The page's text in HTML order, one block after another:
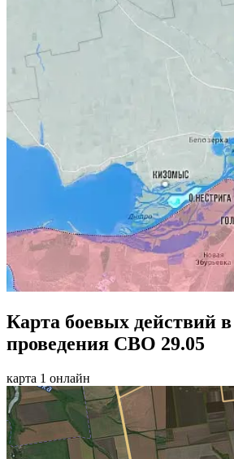
Карта боевых действий в
проведения СВО 29.05
карта 1 онлайн